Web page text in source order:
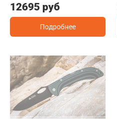
12695 руб
Подробнее